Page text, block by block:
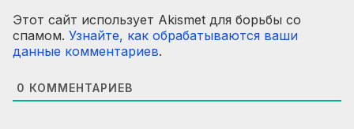
Этот сайт использует Akismet для борьбы со
спамом. Узнайте, как обрабатываются ваши
данные комментариев.
0 КОММЕНТАРИЕВ